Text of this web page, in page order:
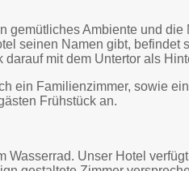
gemütliches Ambiente und
seinen Namen gibt, befindet
mit dem Untertor als
ein Familienzimmer, sowie ein
Frühstück an.
Unser Hotel